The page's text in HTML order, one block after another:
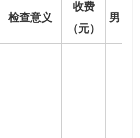
检查意义
收费
（元）
男